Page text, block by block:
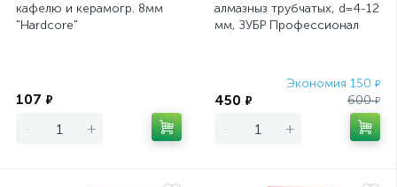
кафелю и керамогр. 8мм
"Hardcore"
107 ₽
- +
алмазныз трубчатых, d=4-12
мм, ЗУБР Профессионал
Экономия 150 ₽
450 ₽ 600₽
- +